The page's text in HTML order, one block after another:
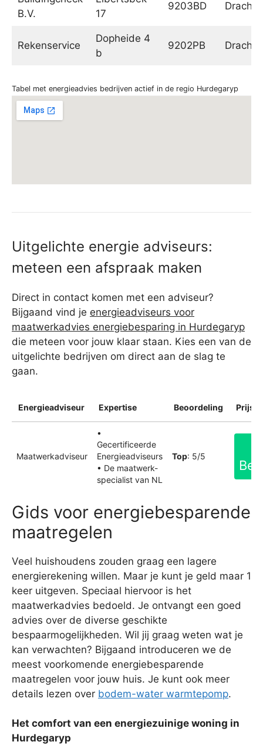
B.V.
17
9203BD
Rekenservice
Dopheide 4
b
9202PB
Tabel met energieadvies bedrijven actief in de regio Hurdegaryp
Uitgelichte energie adviseurs:
meteen een afspraak maken
Direct in contact komen met een adviseur?
Bijgaand vind je energieadviseurs voor
maatwerkadvies energiebesparing in Hurdegaryp
die meteen voor jouw klaar staan. Kies een van de
uitgelichte bedrijven om direct aan de slag te
gaan.
Energieadviseur Expertise Beoordeling
Maatwerkadviseur
•
Gecertificeerde
Energieadviseurs
• De maatwerk-
specialist van NL
Top: 5/5
Gids voor energiebesparende
maatregelen
Veel huishoudens zouden graag een lagere
energierekening willen. Maar je kunt je geld maar 1
keer uitgeven. Speciaal hiervoor is het
maatwerkadvies bedoeld. Je ontvangt een goed
advies over de diverse geschikte
bespaarmogelijkheden. Wil jij graag weten wat je
kan verwachten? Bijgaand introduceren we de
meest voorkomende energiebesparende
maatregelen voor jouw huis. Je kunt ook meer
details lezen over bodem-water warmtepomp.
Het comfort van een energiezuinige woning in
Hurdegaryp